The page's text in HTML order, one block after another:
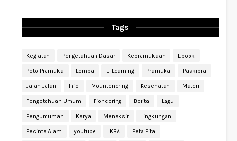
Tags
Kegiatan Pengetahuan Dasar Kepramukaan Ebook
Poto Pramuka Lomba E-Learning Pramuka Paskibra
Jalan Jalan Info Mountenering Kesehatan Materi
Pengetahuan Umum Pioneering Berita Lagu
Pengumuman Karya Menaksir Lingkungan
Pecinta Alam youtube IKBA Peta Pita